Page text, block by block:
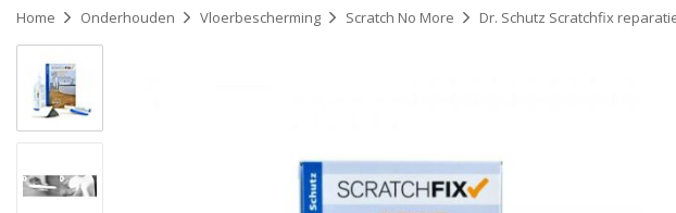
Home Onderhouden Vloerbescherming Scratch No More Dr. Schutz Scratchfix